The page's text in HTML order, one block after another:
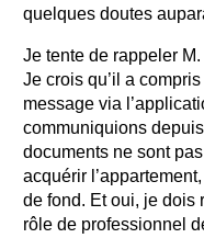
quelques doutes
Je tente de rappeler
Je crois qu’il a
message via
communiquions
documents ne sont
acquérir
de fond. Et oui, je dois
rôle de professionnel